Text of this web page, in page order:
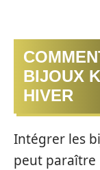
BIJOUX
HIVER
Intégrer les
peut paraître